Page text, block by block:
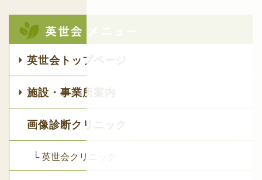
英世会トップページ
施設・事業所案内
画像診断クリニック
└ 英世会クリニック